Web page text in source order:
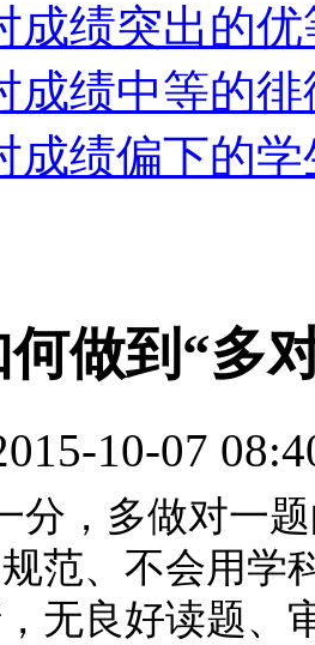
成绩突出的优
成绩中等的徘
成绩偏下的学
做到“多
10-07
分，多做对一
范、不会用学
无良好读题、